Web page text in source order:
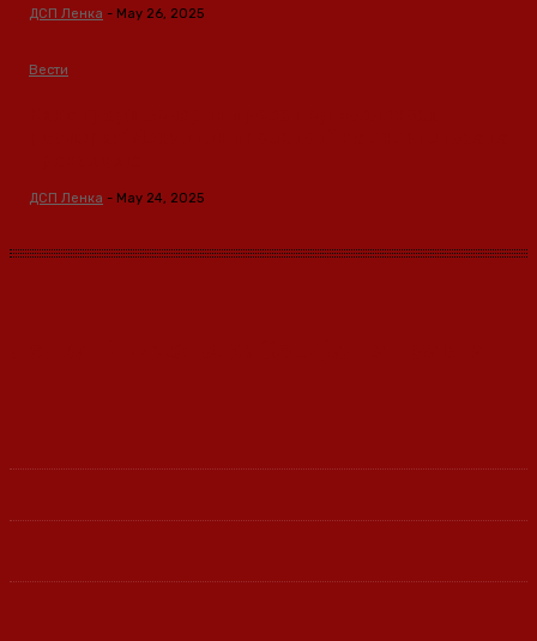
ДСП Ленка - May 26, 2025
Вести
ДСП Ленка - May 24, 2025